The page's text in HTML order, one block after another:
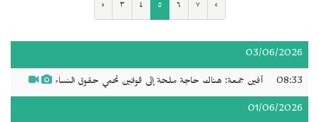
‹ ٣ ٤ ٥ ٦ ٧ ›
03/06/2026
08:33 أفين جمعة: هناك حاجة ملحة إلى قوانين تحمي حقوق النساء
01/06/2026